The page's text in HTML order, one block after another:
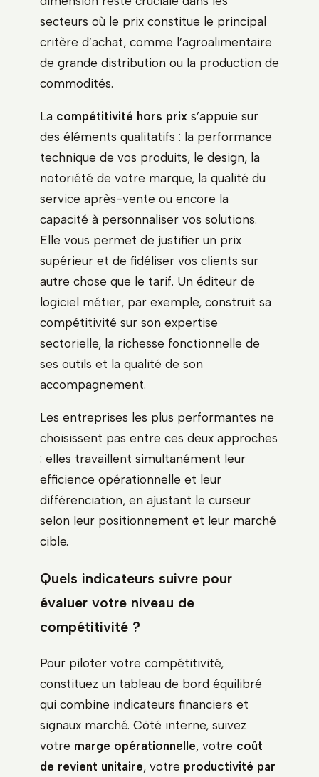
secteurs où le prix constitue le principal
critère d’achat, comme l’agroalimentaire
de grande distribution ou la production de
commodités.
La compétitivité hors prix s’appuie sur
des éléments qualitatifs : la performance
technique de vos produits, le design, la
notoriété de votre marque, la qualité du
service après-vente ou encore la
capacité à personnaliser vos solutions.
Elle vous permet de justifier un prix
supérieur et de fidéliser vos clients sur
autre chose que le tarif. Un éditeur de
logiciel métier, par exemple, construit sa
compétitivité sur son expertise
sectorielle, la richesse fonctionnelle de
ses outils et la qualité de son
accompagnement.
Les entreprises les plus performantes ne
choisissent pas entre ces deux approches
: elles travaillent simultanément leur
efficience opérationnelle et leur
différenciation, en ajustant le curseur
selon leur positionnement et leur marché
cible.
Quels indicateurs suivre pour
évaluer votre niveau de
compétitivité ?
Pour piloter votre compétitivité,
constituez un tableau de bord équilibré
qui combine indicateurs financiers et
signaux marché. Côté interne, suivez
votre marge opérationnelle, votre coût
de revient unitaire, votre productivité par